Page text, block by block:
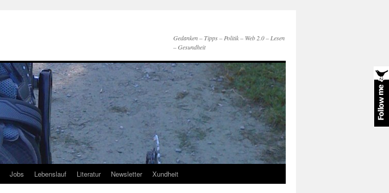
Gedanken – Tipps – Politik – Web 2.0 – Lesen
– Gesundheit
Jobs Lebenslauf Literatur Newsletter Xundheit